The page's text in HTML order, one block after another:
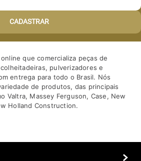
CADASTRAR
que comercializa peças de
pulverizadores e
entrega para todo o Brasil. Nós
de produtos, das principais
Valtra, Massey Ferguson, Case, New
Holland Construction.
oferecemos um atendimento
de profissionais altamente capacitados